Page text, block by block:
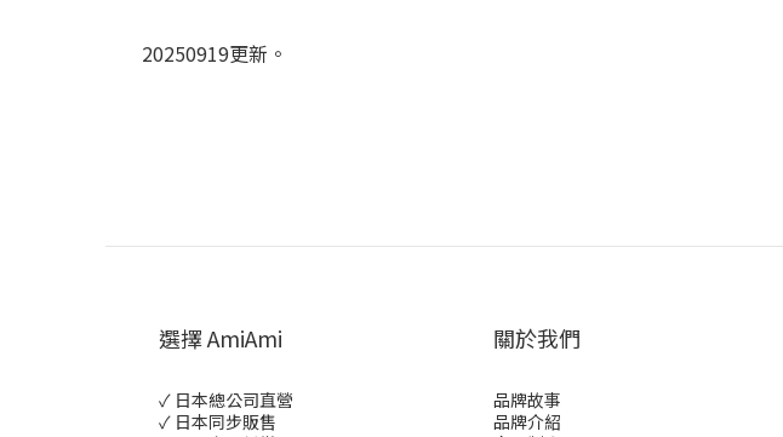
20250919更新。
選擇 AmiAmi
✓ 日本總公司直營
✓ 日本同步販售
關於我們
品牌故事
品牌介紹